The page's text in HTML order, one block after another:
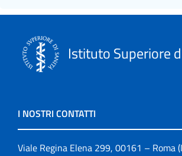
Istituto Superiore
I NOSTRI CONTATTI
Viale Regina Elena 299, 00161 – Roma